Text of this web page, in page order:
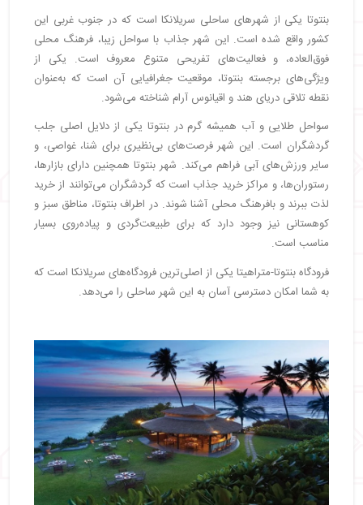
بنتوتا یکی از شهرهای ساحلی سریلانکا است که در جنوب غربی این
کشور واقع شده است. این شهر جذاب با سواحل زیبا، فرهنگ محلی
فوق‌العاده، و فعالیت‌های تفریحی متنوع معروف است. یکی از
ویژگی‌های برجسته بنتوتا، موقعیت جغرافیایی آن است که به‌عنوان
نقطه تلاقی دریای هند و اقیانوس آرام شناخته می‌شود.
سواحل طلایی و آب همیشه گرم در بنتوتا یکی از دلایل اصلی جلب
گردشگران است. این شهر فرصت‌های بی‌نظیری برای شنا، غواصی، و
سایر ورزش‌های آبی فراهم می‌کند. شهر بنتوتا همچنین دارای بازارها،
رستوران‌ها، و مراکز خرید جذاب است که گردشگران می‌توانند از خرید
لذت ببرند و بافرهنگ محلی آشنا شوند. در اطراف بنتوتا، مناطق سبز و
کوهستانی نیز وجود دارد که برای طبیعت‌گردی و پیاده‌روی بسیار
مناسب است.
فرودگاه بنتوتا-متراهیتا یکی از اصلی‌ترین فرودگاه‌های سریلانکا است که
به شما امکان دسترسی آسان به این شهر ساحلی را می‌دهد.